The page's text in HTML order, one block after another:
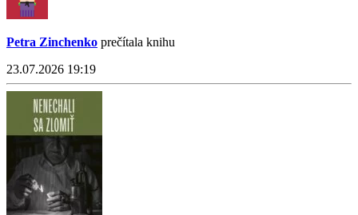
Petra Zinchenko prečítala knihu
23.07.2026 19:19